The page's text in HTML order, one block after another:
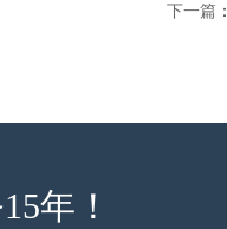
下一篇 ：
年！